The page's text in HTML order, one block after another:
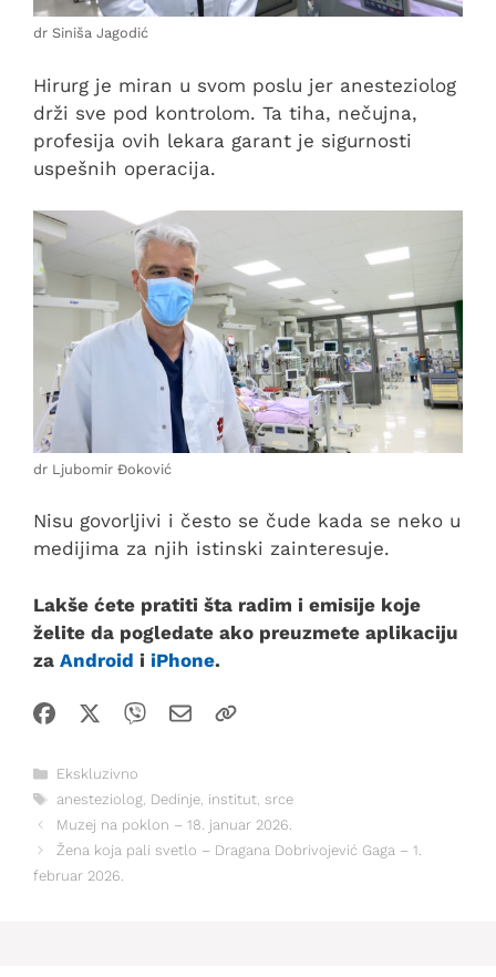
dr Siniša Jagodić
Hirurg je miran u svom poslu jer anesteziolog
drži sve pod kontrolom. Ta tiha, nečujna,
profesija ovih lekara garant je sigurnosti
uspešnih operacija.
dr Ljubomir Đoković
Nisu govorljivi i često se čude kada se neko u
medijima za njih istinski zainteresuje.
Lakše ćete pratiti šta radim i emisije koje
želite da pogledate ako preuzmete aplikaciju
za Android i iPhone.
Kategorije
Ekskluzivno
Oznake
anesteziolog, Dedinje, institut, srce
Muzej na poklon – 18. januar 2026.
Žena koja pali svetlo – Dragana Dobrivojević Gaga – 1.
februar 2026.